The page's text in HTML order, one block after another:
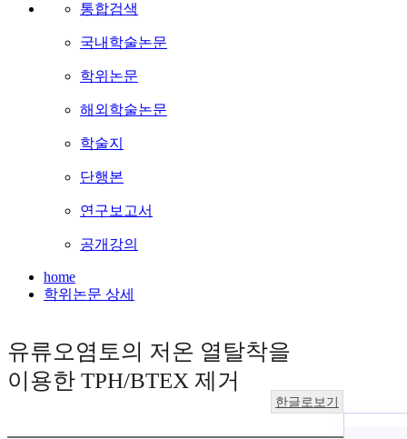
통합검색
국내학술논문
학위논문
해외학술논문
학술지
단행본
연구보고서
공개강의
home
학위논문 상세
유류오염토의 저온 열탈착을
이용한 TPH/BTEX 제거
한글로보기